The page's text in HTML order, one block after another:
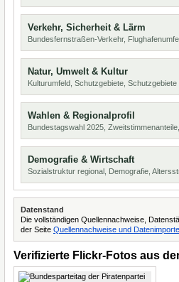
Verkehr, Sicherheit & Lärm
Bundesfernstraßen-Verkehr,
Natur, Umwelt & Kultur
Kulturumfeld, Schutzgebiete, Schutzgebiete
Wahlen & Regionalprofil
Bundestagswahl 2025,
Demografie & Wirtschaft
Sozialstruktur regional, Demografie,
Datenstand
Die vollständigen Quellennachweise,
der Seite Quellennachweise und Datenimporte
Verifizierte Flickr-Fotos aus